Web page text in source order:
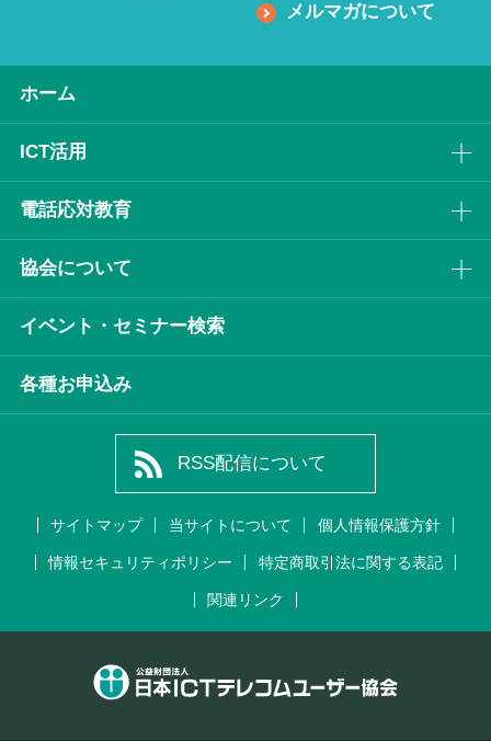
メルマガについて
ホーム
ICT活⽤
電話応対教育
協会について
イベント・セミナー検索
各種お申込み
RSS配信について
サイトマップ 当サイトについて 個人情報保護方針
情報セキュリティポリシー 特定商取引法に関する表記
関連リンク